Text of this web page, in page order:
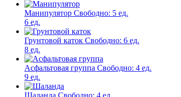
Манипулятор Свободно: 5 ед.
6 ед.
Грунтовой каток Свободно: 6 ед.
8 ед.
Асфальтовая группа Свободно: 4 ед.
9 ед.
Шаланда Свободно: 4 ед.